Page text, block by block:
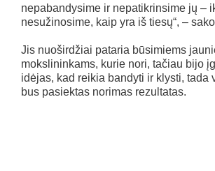
nepabandysime ir nepatikrinsime jų –
nesužinosime, kaip yra iš tiesų“, –
Jis nuoširdžiai pataria būsimiems
mokslininkams, kurie nori, tačiau bijo
idėjas, kad reikia bandyti ir klysti, tada
bus pasiektas norimas rezultatas.